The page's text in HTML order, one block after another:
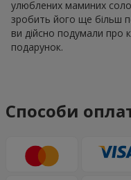
улюблених маминих
зробить його ще більш
ви дійсно подумали
подарунок.
Способи